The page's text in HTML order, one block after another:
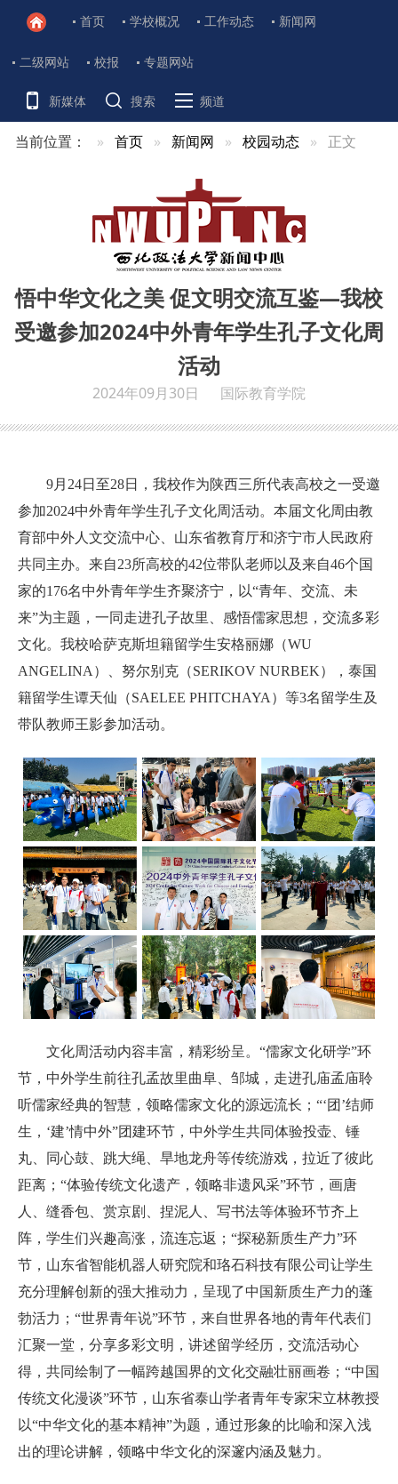
首页 学校概况 工作动态 新闻网
二级网站 校报 专题网站
新媒体 搜索 频道
当前位置： 首页 新闻网 校园动态 正文
悟中华文化之美 促文明交流互鉴—我校
受邀参加2024中外青年学生孔子文化周
活动
2024年09月30日 国际教育学院
9月24日至28日，我校作为陕西三所代表高校之一受邀
参加2024中外青年学生孔子文化周活动。本届文化周由教
育部中外人文交流中心、山东省教育厅和济宁市人民政府
共同主办。来自23所高校的42位带队老师以及来自46个国
家的176名中外青年学生齐聚济宁，以“青年、交流、未
来”为主题，一同走进孔子故里、感悟儒家思想，交流多彩
文化。我校哈萨克斯坦籍留学生安格丽娜（WU
ANGELINA）、努尔别克（SERIKOV NURBEK），泰国
籍留学生谭天仙（SAELEE PHITCHAYA）等3名留学生及
带队教师王影参加活动。
文化周活动内容丰富，精彩纷呈。“儒家文化研学”环
节，中外学生前往孔孟故里曲阜、邹城，走进孔庙孟庙聆
听儒家经典的智慧，领略儒家文化的源远流长；“‘团’结师
生，‘建’情中外”团建环节，中外学生共同体验投壶、锤
丸、同心鼓、跳大绳、旱地龙舟等传统游戏，拉近了彼此
距离；“体验传统文化遗产，领略非遗风采”环节，画唐
人、缝香包、赏京剧、捏泥人、写书法等体验环节齐上
阵，学生们兴趣高涨，流连忘返；“探秘新质生产力”环
节，山东省智能机器人研究院和珞石科技有限公司让学生
充分理解创新的强大推动力，呈现了中国新质生产力的蓬
勃活力；“世界青年说”环节，来自世界各地的青年代表们
汇聚一堂，分享多彩文明，讲述留学经历，交流活动心
得，共同绘制了一幅跨越国界的文化交融壮丽画卷；“中国
传统文化漫谈”环节，山东省泰山学者青年专家宋立林教授
以“中华文化的基本精神”为题，通过形象的比喻和深入浅
出的理论讲解，领略中华文化的深邃内涵及魅力。